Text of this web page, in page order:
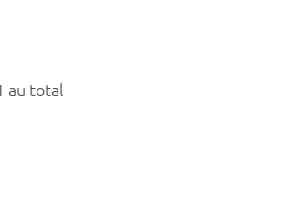
au total